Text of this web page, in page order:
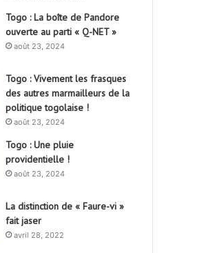
Togo : La boîte de Pandore
ouverte au parti « Q-NET »
août 23, 2024
Togo : Vivement les frasques
des autres marmailleurs de la
politique togolaise !
août 23, 2024
Togo : Une pluie
providentielle !
août 23, 2024
La distinction de « Faure-vi »
fait jaser
avril 28, 2022